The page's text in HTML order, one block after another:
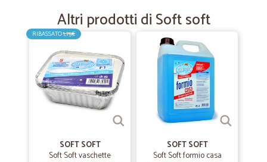
tutto ....grazie del vostro servizio.
bel servizio e precisione assoluta grazie grazie di tutto .
—Sabina V.
Ottimi prezzi e servizio.
Ottimi prezzi e servizio.
—Giulia B.
Altri prodotti di Soft soft
RIBASSATO1,75€
SOFT SOFT
Soft Soft vaschette
SOFT SOFT
Soft Soft formio casa